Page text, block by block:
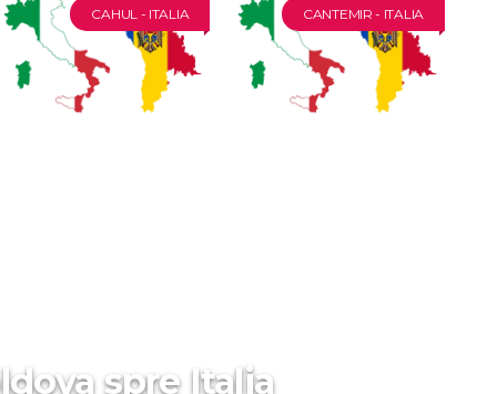
CAHUL - ITALIA CANTEMIR - ITALIA
spre Italia